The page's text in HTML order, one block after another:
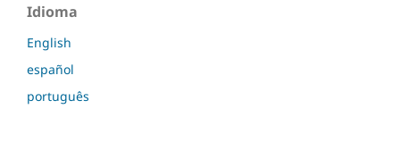
Idioma
English
español
português